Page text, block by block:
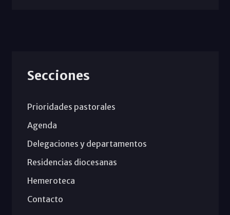
Secciones
Prioridades pastorales
Agenda
Delegaciones y departamentos
Residencias diocesanas
Hemeroteca
Contacto